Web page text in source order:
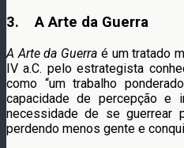
3. A Arte da Guerra
A Arte da Guerra é um tratado
IV a.C. pelo estrategista
como “um trabalho
capacidade de percepção e
necessidade de se guerrear
perdendo menos gente e